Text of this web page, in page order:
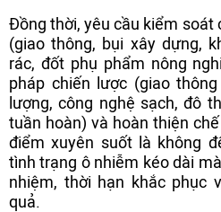
Đồng thời, yêu cầu kiểm soát
(giao thông, bụi xây dựng,
rác, đốt phụ phẩm nông
pháp chiến lược (giao
lượng, công nghệ sạch, đô
tuần hoàn) và hoàn thiện
điểm xuyên suốt là không
tình trạng ô nhiễm kéo dài
nhiệm, thời hạn khắc phục
quả.